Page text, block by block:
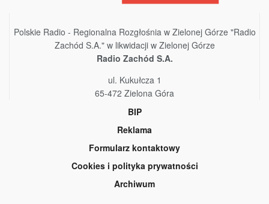
Polskie Radio - Regionalna Rozgłośnia w Zielonej Górze "Radio
Zachód S.A." w likwidacji w Zielonej Górze
Radio Zachód S.A.
ul. Kukułcza 1
65-472 Zielona Góra
BIP
Reklama
Formularz kontaktowy
Cookies i polityka prywatności
Archiwum